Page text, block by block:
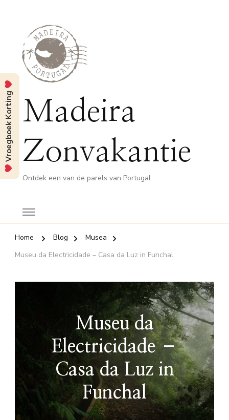
Madeira
Zonvakantie
Ontdek een van de parels van Portugal
Home Blog
Musea
Museu da Electricidade – Casa da Luz in Funchal
Museu da
Electricidade –
Casa da Luz in
Funchal
Vroegboek Korting